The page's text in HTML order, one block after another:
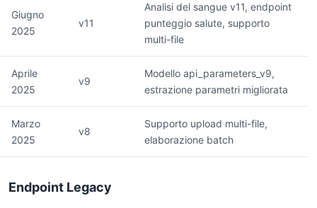
Giugno
2025
v11
Analisi del sangue v11, endpoint
punteggio salute, supporto
multi-file
Aprile
2025
v9
Modello api_parameters_v9,
estrazione parametri migliorata
Marzo
2025
v8
Supporto upload multi-file,
elaborazione batch
Endpoint Legacy